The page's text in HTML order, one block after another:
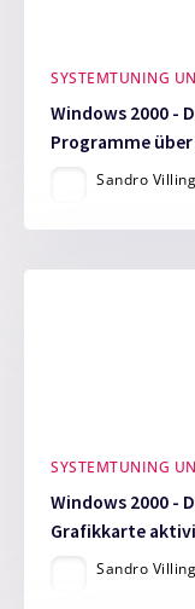
SYSTEMTUNING
Windows 2000 -
Programme
Sandro
SYSTEMTUNING
Windows 2000 -
Grafikkarte
Sandro